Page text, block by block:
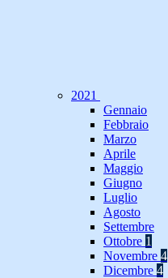
2021
Gennaio
Febbraio
Marzo
Aprile
Maggio
Giugno
Luglio
Agosto
Settembre
Ottobre 1
Novembre 4
Dicembre 4